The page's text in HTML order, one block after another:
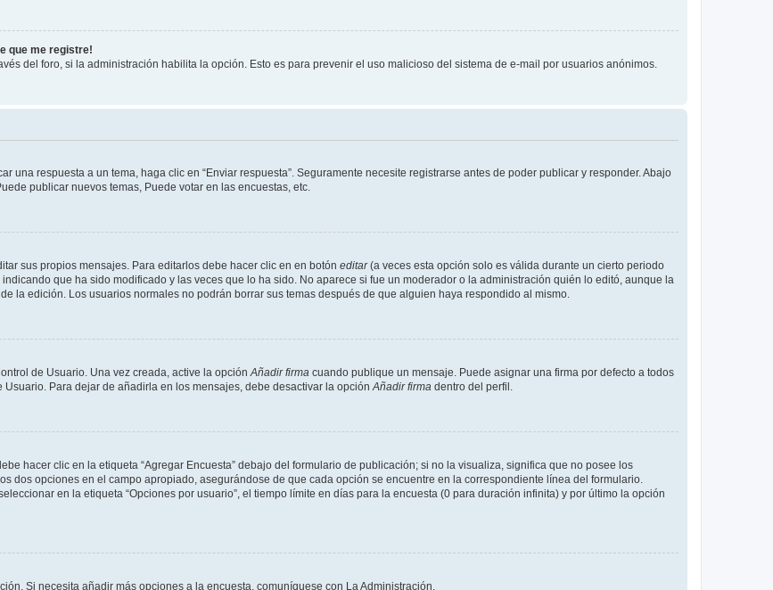
que me registre!
del foro, si la administración habilita la opción. Esto es para prevenir el uso malicioso del sistema de e-mail por usuarios anónimos.
una respuesta a un tema, haga clic en “Enviar respuesta”. Seguramente necesite registrarse antes de poder publicar y responder. Abajo
publicar nuevos temas, Puede votar en las encuestas, etc.
sus propios mensajes. Para editarlos debe hacer clic en en botón editar(a veces esta opción solo es válida durante un cierto periodo
que ha sido modificado y las veces que lo ha sido. No aparece si fue un moderador o la administración quién lo editó, aunque la
la edición. Los usuarios normales no podrán borrar sus temas después de que alguien haya respondido al mismo.
de Usuario. Una vez creada, active la opción Añadir firma cuando publique un mensaje. Puede asignar una firma por defecto a todos
Para dejar de añadirla en los mensajes, debe desactivar la opción Añadir firma dentro del perfil.
hacer clic en la etiqueta “Agregar Encuesta” debajo del formulario de publicación; si no la visualiza, significa que no posee los
dos opciones en el campo apropiado, asegurándose de que cada opción se encuentre en la correspondiente línea del formulario.
en la etiqueta “Opciones por usuario”, el tiempo límite en días para la encuesta (0 para duración infinita) y por último la opción
Si necesita añadir más opciones a la encuesta, comuníquese con La Administración.